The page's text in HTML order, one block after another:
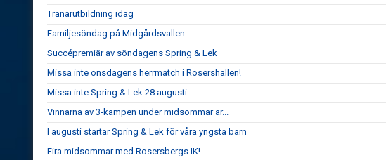
Tränarutbildning idag
Familjesöndag på Midgårdsvallen
Succépremiär av söndagens Spring & Lek
Missa inte onsdagens herrmatch i Rosershallen!
Missa inte Spring & Lek 28 augusti
Vinnarna av 3-kampen under midsommar är...
I augusti startar Spring & Lek för våra yngsta barn
Fira midsommar med Rosersbergs IK!